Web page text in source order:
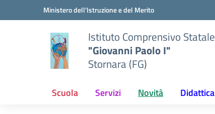
Vai ai contenuti
Vai al menu di navigazioneMinistero dell'Istruzione e del Merito
Istituto Comprensivo Statale
"Giovanni Paolo I"
Stornara (FG)
Scuola Servizi Novità Didattica